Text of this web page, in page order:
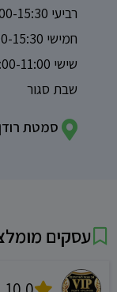
רביעי 08:00-15:30
חמישי 08:00-15:30
שישי 08:00-11:00
שבת סגור
סמטת
עסקים